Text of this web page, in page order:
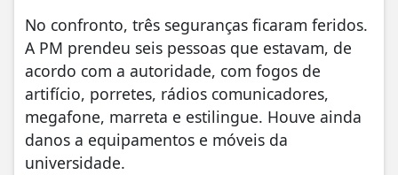
No confronto, três seguranças ficaram feridos.
A PM prendeu seis pessoas que estavam, de
acordo com a autoridade, com fogos de
artifício, porretes, rádios comunicadores,
megafone, marreta e estilingue. Houve ainda
danos a equipamentos e móveis da
universidade.